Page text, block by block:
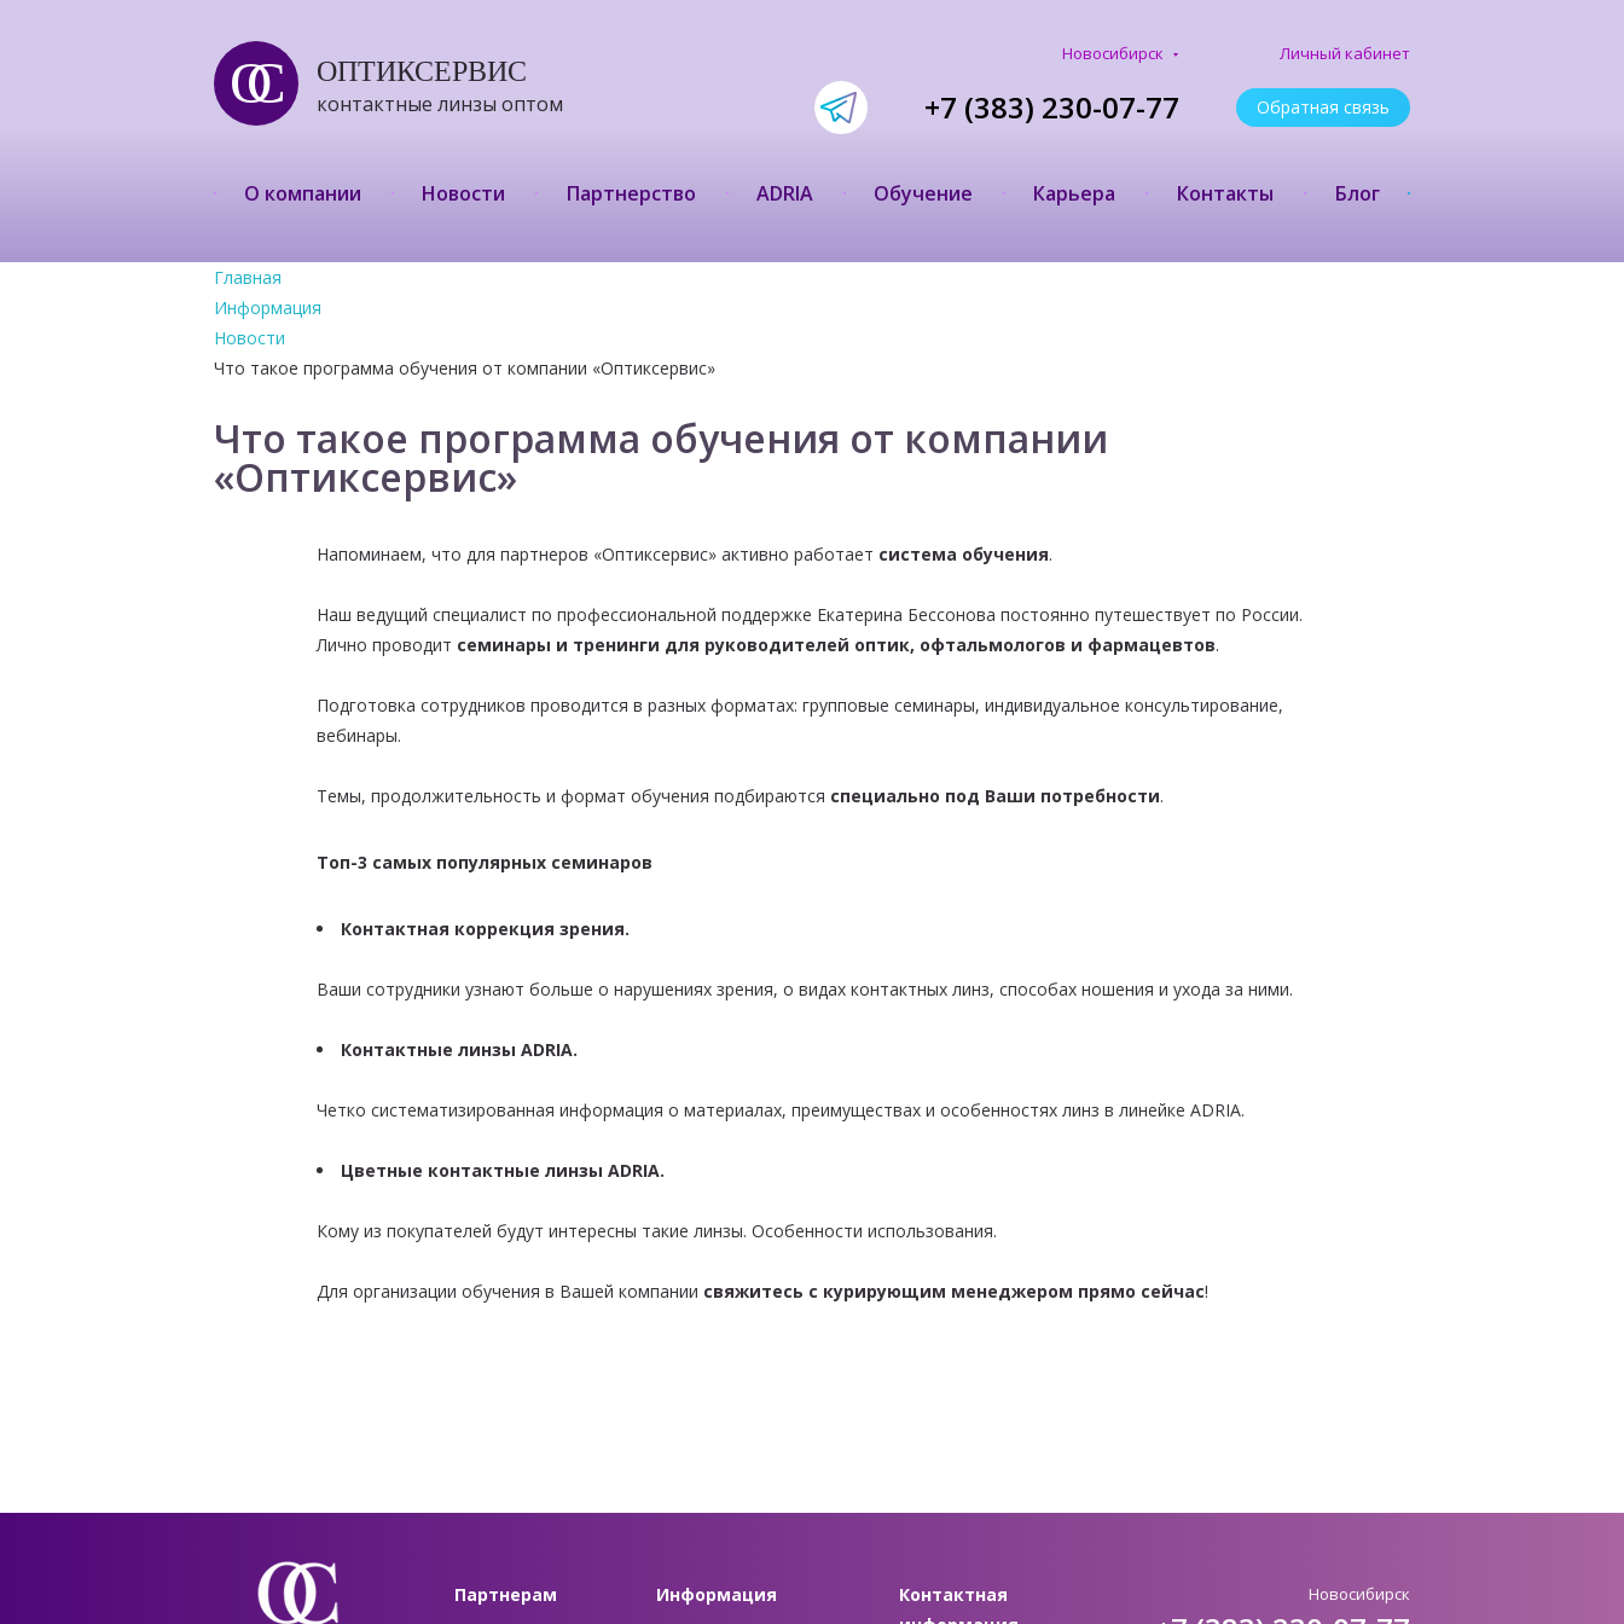
ОС ОПТИКСЕРВИС
контактные линзы оптом
Новосибирск Личный кабинет
+7 (383) 230-07-77 Обратная связь
О компании Новости Партнерство ADRIA Обучение Карьера Контакты Блог
Главная
Информация
Новости
Что такое программа обучения от компании «Оптиксервис»
Что такое программа обучения от компании
«Оптиксервис»
Напоминаем, что для партнеров «Оптиксервис» активно работает система обучения.
Наш ведущий специалист по профессиональной поддержке Екатерина Бессонова постоянно путешествует по России.
Лично проводит семинары и тренинги для руководителей оптик, офтальмологов и фармацевтов.
Подготовка сотрудников проводится в разных форматах: групповые семинары, индивидуальное консультирование,
вебинары.
Темы, продолжительность и формат обучения подбираются специально под Ваши потребности.
Топ-3 самых популярных семинаров
Контактная коррекция зрения.
Ваши сотрудники узнают больше о нарушениях зрения, о видах контактных линз, способах ношения и ухода за ними.
Контактные линзы ADRIA.
Четко систематизированная информация о материалах, преимуществах и особенностях линз в линейке ADRIA.
Цветные контактные линзы ADRIA.
Кому из покупателей будут интересны такие линзы. Особенности использования.
Для организации обучения в Вашей компании свяжитесь с курирующим менеджером прямо сейчас!
Новосибирск
Партнерам Информация
Контактная